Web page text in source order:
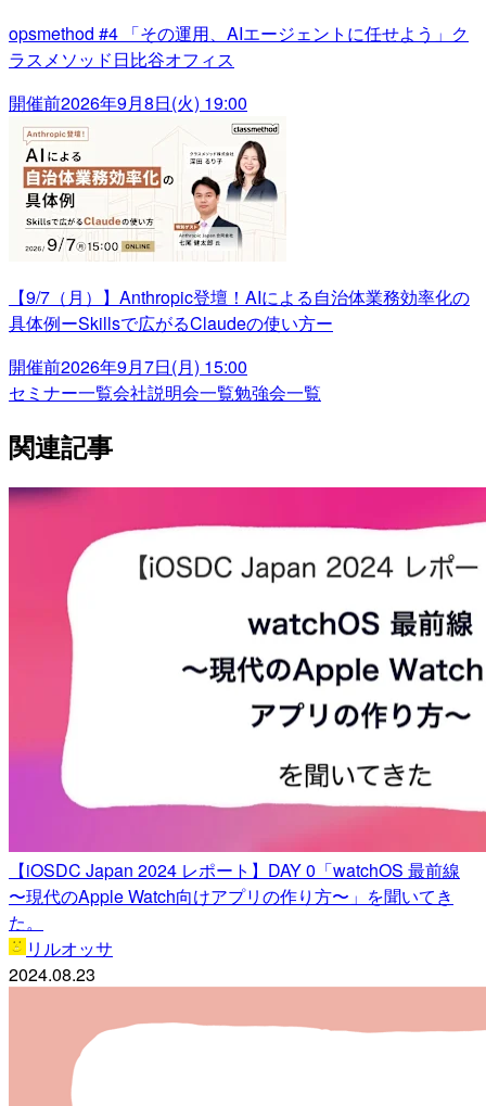
opsmethod #4 「その運用、AIエージェントに任せよう」ク
ラスメソッド日比谷オフィス
開催前2026年9月8日(火) 19:00
【9/7（月）】Anthropic登壇！AIによる自治体業務効率化の
具体例ーSkillsで広がるClaudeの使い方ー
開催前2026年9月7日(月) 15:00
セミナー一覧会社説明会一覧勉強会一覧
関連記事
【iOSDC Japan 2024 レポート】DAY 0「watchOS 最前線
〜現代のApple Watch向けアプリの作り方〜」を聞いてき
た。
リルオッサ
2024.08.23